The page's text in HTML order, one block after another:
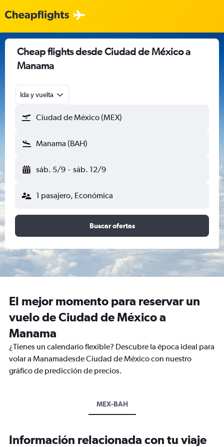
Cheap flights desde Ciudad de México a
Manama
Ida y vuelta
Ciudad de México (MEX)
Manama (BAH)
sáb. 5/9 - sáb. 12/9
1 pasajero, Económica
Buscar ofertas
El mejor momento para reservar un
vuelo de Ciudad de México a
Manama
¿Tienes un calendario flexible? Descubre la época ideal para
volar a Manamadesde Ciudad de México con nuestro
gráfico de predicción de precios.
MEX-BAH
Información relacionada con tu viaje